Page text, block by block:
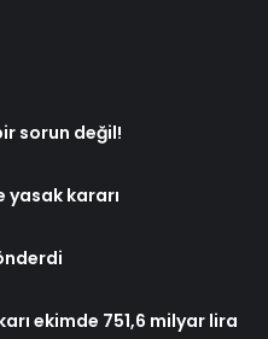
sorun değil!
yasak kararı
ekimde 751,6 milyar lira